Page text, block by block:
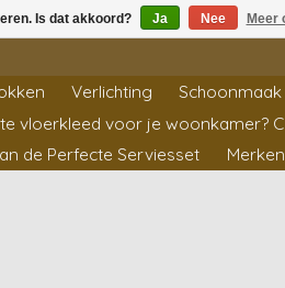
Verlichting
vloerkleed voor je woonkamer?
de Perfecte Serviesset
Merken
Is dat akkoord? Ja Nee Meer